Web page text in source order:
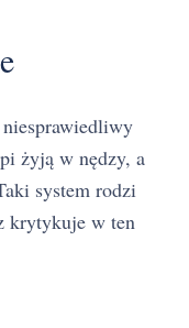
żyją w nędzy, a
system rodzi
krytykuje w ten